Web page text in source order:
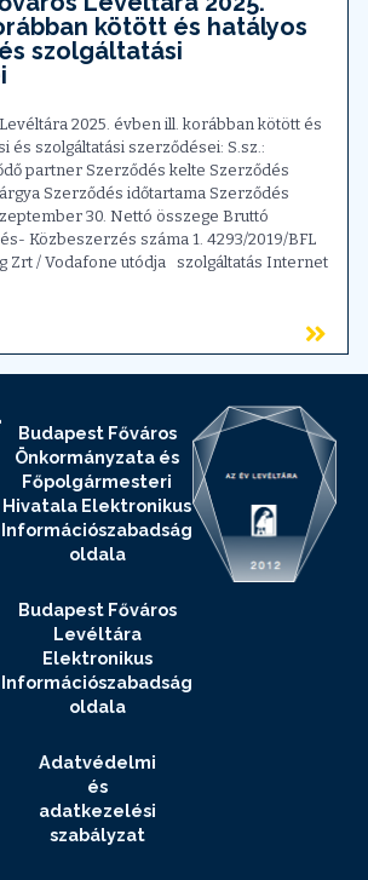
kötött és hatályos
szolgáltatási
2025. évben ill. korábban kötött és
és szolgáltatási szerződései: S.sz.:
partner Szerződés kelte Szerződés
Szerződés időtartama Szerződés
30. Nettó összege Bruttó
Közbeszerzés száma 1. 4293/2019/BFL
Zrt / Vodafone utódja szolgáltatás Internet
Budapest Főváros
Önkormányzata és
Főpolgármesteri
Hivatala Elektronikus
Információszabadság
oldala
Budapest Főváros
Levéltára
Elektronikus
Információszabadság
oldala
Adatvédelmi
és
adatkezelési
szabályzat